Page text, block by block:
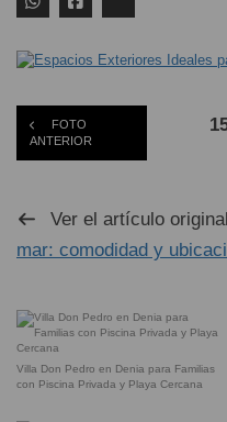
FOTO
ANTERIOR
Ver el artículo
mar: comodidad y
Villa Don Pedro en Denia para Familias
con Piscina Privada y Playa Cercana